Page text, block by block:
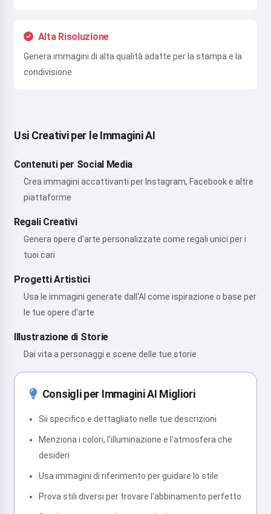
Alta Risoluzione
Genera immagini di alta qualità adatte per la stampa e la
condivisione
Usi Creativi per le Immagini AI
Contenuti per Social Media
Crea immagini accattivanti per Instagram, Facebook e altre
piattaforme
Regali Creativi
Genera opere d'arte personalizzate come regali unici per i
tuoi cari
Progetti Artistici
Usa le immagini generate dall'AI come ispirazione o base per
le tue opere d'arte
Illustrazione di Storie
Dai vita a personaggi e scene delle tue storie
Consigli per Immagini AI Migliori
Sii specifico e dettagliato nelle tue descrizioni
Menziona i colori, l'illuminazione e l'atmosfera che
desideri
Usa immagini di riferimento per guidare lo stile
Prova stili diversi per trovare l'abbinamento perfetto